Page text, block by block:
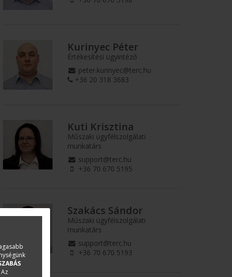
Kurinyec Péter
Értékesítési ügyintéző
peter.kurinyec@terc.hu
+36 20 318 3683
Kuti Krisztina
Műszaki ügyfélszolgálati
munkatárs
support@terc.hu
+36 70 670 5195
Szakács Sándor
Műszaki ügyfélszolgálati
munkatárs
support@terc.hu
+36 70 670 5193